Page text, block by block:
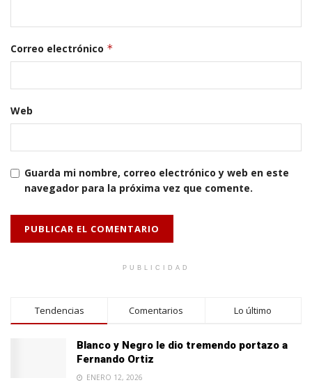
Correo electrónico *
Web
Guarda mi nombre, correo electrónico y web en este
navegador para la próxima vez que comente.
PUBLICIDAD
Tendencias Comentarios Lo último
Blanco y Negro le dio tremendo portazo a
Fernando Ortiz
ENERO 12, 2026